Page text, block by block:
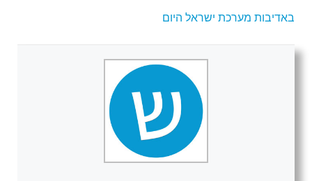
באדיבות מערכת ישראל היום